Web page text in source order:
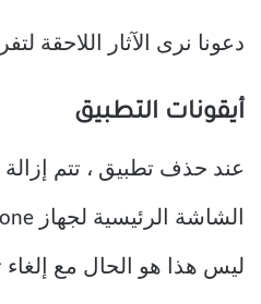
دعونا نرى الآثار اللاحقة
أيقونات التطبيق
عند حذف تطبيق ، تتم
ليس هذا هو الحال مع إلغاء